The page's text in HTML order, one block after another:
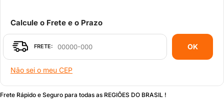
Calcule o Frete e o Prazo
OK
Não sei o meu CEP
Frete Rápido e Seguro para todas as REGIÕES DO BRASIL !